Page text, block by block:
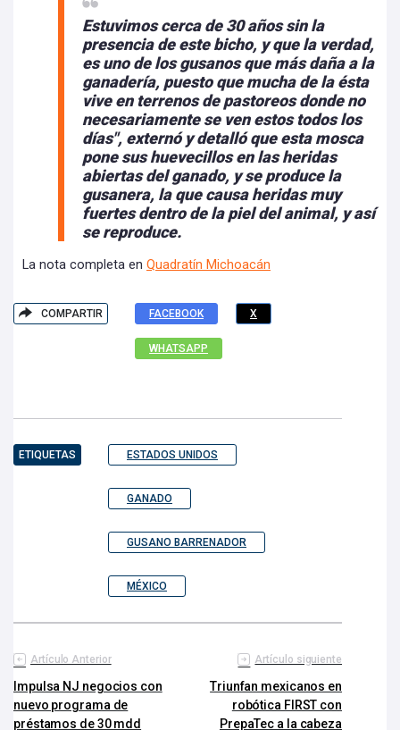
Estuvimos cerca de 30 años sin la
presencia de este bicho, y que la verdad,
es uno de los gusanos que más daña a la
ganadería, puesto que mucha de la ésta
vive en terrenos de pastoreos donde no
necesariamente se ven estos todos los
días", externó y detalló que esta mosca
pone sus huevecillos en las heridas
abiertas del ganado, y se produce la
gusanera, la que causa heridas muy
fuertes dentro de la piel del animal, y así
se reproduce.
La nota completa en Quadratín Michoacán
COMPARTIR FACEBOOK X
WHATSAPP
ETIQUETAS ESTADOS UNIDOS
GANADO
GUSANO BARRENADOR
MÉXICO
Artículo Anterior
Impulsa NJ negocios con
nuevo programa de
préstamos de 30 mdd
Artículo siguiente
Triunfan mexicanos en
robótica FIRST con
PrepaTec a la cabeza